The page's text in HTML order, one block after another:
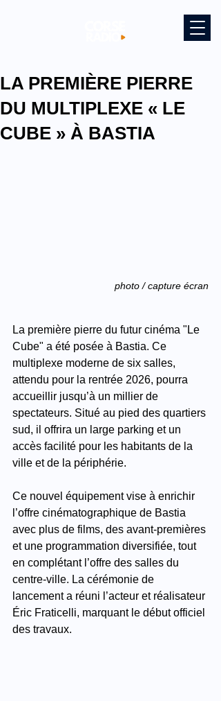
LA PREMIÈRE PIERRE
DU MULTIPLEXE « LE
CUBE » À BASTIA
photo / capture écran
La première pierre du futur cinéma "Le
Cube" a été posée à Bastia. Ce
multiplexe moderne de six salles,
attendu pour la rentrée 2026, pourra
accueillir jusqu’à un millier de
spectateurs. Situé au pied des quartiers
sud, il offrira un large parking et un
accès facilité pour les habitants de la
ville et de la périphérie.
Ce nouvel équipement vise à enrichir
l’offre cinématographique de Bastia
avec plus de films, des avant-premières
et une programmation diversifiée, tout
en complétant l’offre des salles du
centre-ville. La cérémonie de
lancement a réuni l’acteur et réalisateur
Éric Fraticelli, marquant le début officiel
des travaux.